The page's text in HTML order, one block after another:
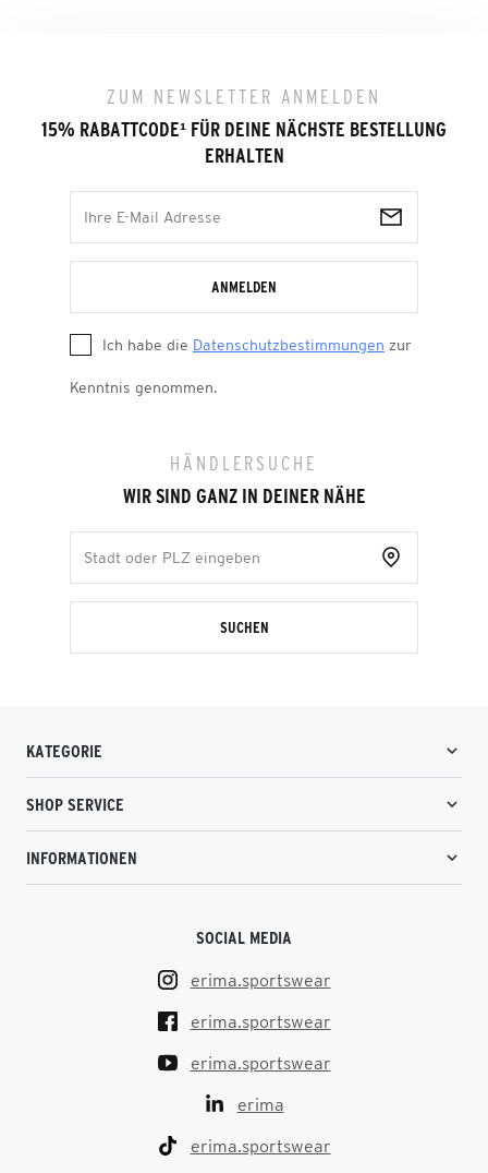
ZUM NEWSLETTER ANMELDEN
15% RABATTCODE¹ FÜR DEINE NÄCHSTE BESTELLUNG
ERHALTEN
ANMELDEN
Ich habe die Datenschutzbestimmungen zur
Kenntnis genommen.
HÄNDLERSUCHE
WIR SIND GANZ IN DEINER NÄHE
SUCHEN
KATEGORIE
SHOP SERVICE
INFORMATIONEN
SOCIAL MEDIA
erima.sportswear
erima.sportswear
erima.sportswear
erima
erima.sportswear